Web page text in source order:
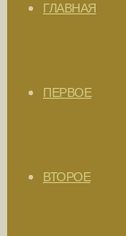
ГЛАВНАЯ
ПЕРВОЕ
ВТОРОЕ